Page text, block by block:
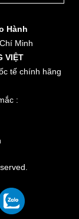
Hành
Minh
VIỆT
tế chính hãng
: